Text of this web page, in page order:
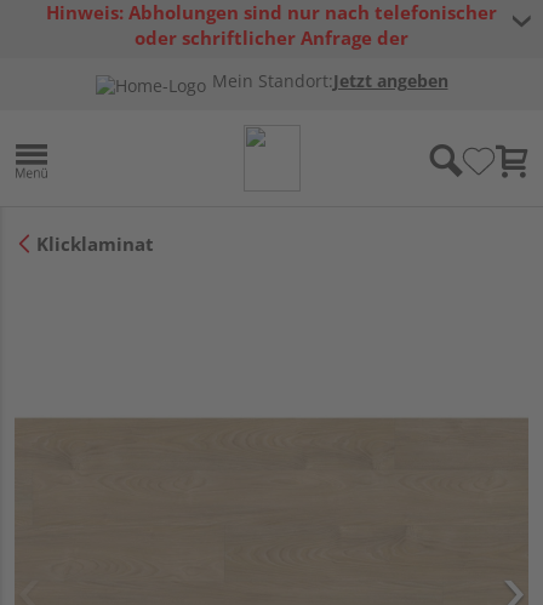
Hinweis: Abholungen sind nur nach telefonischer
oder schriftlicher Anfrage der
Mein Standort:Jetzt angeben
Klicklaminat